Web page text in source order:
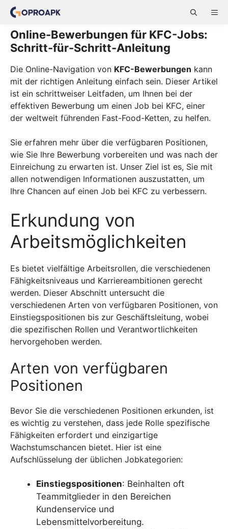
Skip
content
Online-Bewerbungen für KFC-Jobs:
Schritt-für-Schritt-Anleitung
Die Online-Navigation von KFC-Bewerbungen kann
mit der richtigen Anleitung einfach sein. Dieser Artikel
ist ein schrittweiser Leitfaden, um Ihnen bei der
effektiven Bewerbung um einen Job bei KFC, einer
der weltweit führenden Fast-Food-Ketten, zu helfen.
Sie erfahren mehr über die verfügbaren Positionen,
wie Sie Ihre Bewerbung vorbereiten und was nach der
Einreichung zu erwarten ist. Unser Ziel ist es, Sie mit
allen notwendigen Informationen auszustatten, um
Ihre Chancen auf einen Job bei KFC zu verbessern.
Erkundung von
Arbeitsmöglichkeiten
Es bietet vielfältige Arbeitsrollen, die verschiedenen
Fähigkeitsniveaus und Karriereambitionen gerecht
werden. Dieser Abschnitt untersucht die
verschiedenen Arten von verfügbaren Positionen, von
Einstiegspositionen bis zur Geschäftsleitung, wobei
die spezifischen Rollen und Verantwortlichkeiten
hervorgehoben werden.
Arten von verfügbaren
Positionen
Bevor Sie die verschiedenen Positionen erkunden, ist
es wichtig zu verstehen, dass jede Rolle spezifische
Fähigkeiten erfordert und einzigartige
Wachstumschancen bietet. Hier ist eine
Aufschlüsselung der üblichen Jobkategorien:
Einstiegspositionen: Beinhalten oft
Teammitglieder in den Bereichen
Kundenservice und
Lebensmittelvorbereitung.